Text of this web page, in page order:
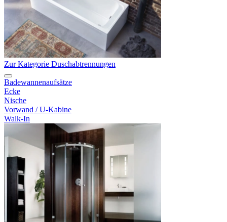
Zur Kategorie Duschabtrennungen
Badewannenaufsätze
Ecke
Nische
Vorwand / U-Kabine
Walk-In